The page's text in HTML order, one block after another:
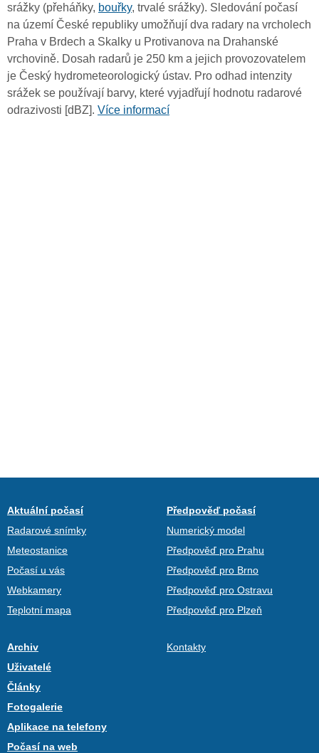
srážky (přeháňky, bouřky, trvalé srážky). Sledování počasí
na území České republiky umožňují dva radary na vrcholech
Praha v Brdech a Skalky u Protivanova na Drahanské
vrchovině. Dosah radarů je 250 km a jejich provozovatelem
je Český hydrometeorologický ústav. Pro odhad intenzity
srážek se používají barvy, které vyjadřují hodnotu radarové
odrazivosti [dBZ]. Více informací
Aktuální počasí
Radarové snímky
Meteostanice
Počasí u vás
Webkamery
Teplotní mapa
Předpověď počasí
Numerický model
Předpověď pro Prahu
Předpověď pro Brno
Předpověď pro Ostravu
Předpověď pro Plzeň
Archiv
Uživatelé
Články
Fotogalerie
Aplikace na telefony
Počasí na web
Kontakty